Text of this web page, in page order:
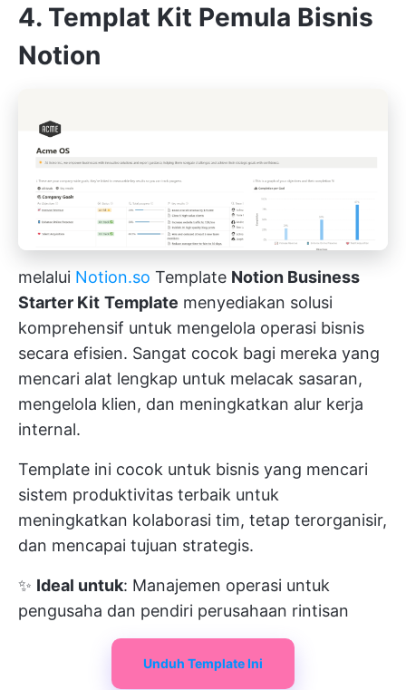
4. Templat Kit Pemula Bisnis
Notion
melalui Notion.so Template Notion Business
Starter Kit Template menyediakan solusi
komprehensif untuk mengelola operasi bisnis
secara efisien. Sangat cocok bagi mereka yang
mencari alat lengkap untuk melacak sasaran,
mengelola klien, dan meningkatkan alur kerja
internal.
Template ini cocok untuk bisnis yang mencari
sistem produktivitas terbaik untuk
meningkatkan kolaborasi tim, tetap terorganisir,
dan mencapai tujuan strategis.
✨ Ideal untuk: Manajemen operasi untuk
pengusaha dan pendiri perusahaan rintisan
Unduh Template Ini